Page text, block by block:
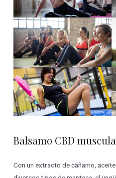
Balsamo CBD
Con un extracto de cáñamo,